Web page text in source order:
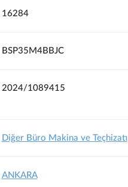
16284
BSP35M4BBJC
2024/1089415
Diğer Büro Makina ve Teçhizatı
ANKARA